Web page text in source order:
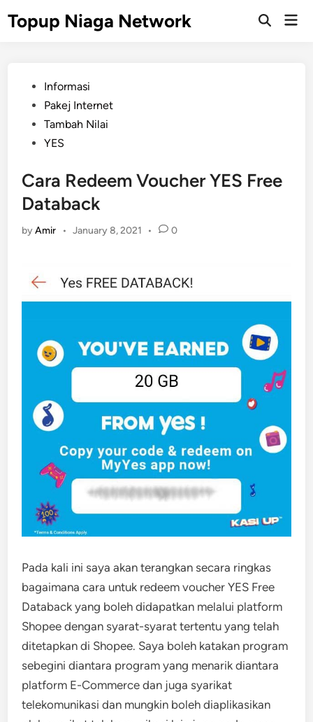
Topup Niaga Network
Open
PostedInformasi
Pakej Internet
Tambah Nilai
YES
Cara Redeem Voucher YES Free
Databack
byAmir • January 8, 2021 • 0
Pada kali ini saya akan terangkan secara ringkas
bagaimana cara untuk redeem voucher YES Free
Databack yang boleh didapatkan melalui platform
Shopee dengan syarat-syarat tertentu yang telah
ditetapkan di Shopee. Saya boleh katakan program
sebegini diantara program yang menarik diantara
platform E-Commerce dan juga syarikat
telekomunikasi dan mungkin boleh diaplikasikan